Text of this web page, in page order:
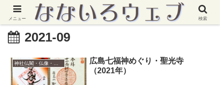
2021-09
広島七福神めぐり・聖光寺
（2021年）
メニュー 検索